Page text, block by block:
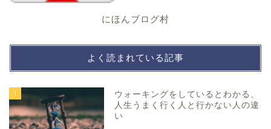
にほんブログ村
よく読まれている記事
1
ウォーキングをしているとわかる、
人生うまく行く人と行かない人の違
い